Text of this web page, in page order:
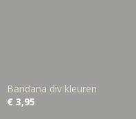
Bandana div kleuren
€ 3,95